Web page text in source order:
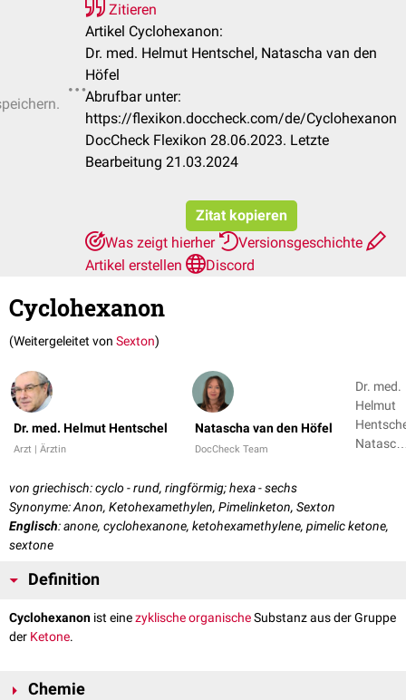
Zitieren
Artikel Cyclohexanon:
Dr. med. Helmut Hentschel, Natascha van den
Höfel
Abrufbar unter:
https://flexikon.doccheck.com/de/Cyclohexanon
DocCheck Flexikon 28.06.2023. Letzte
Bearbeitung 21.03.2024
Zitat kopieren
Was zeigt hierher
Versionsgeschichte
Artikel erstellen
Discord
Cyclohexanon
(Weitergeleitet von Sexton)
Dr. med. Helmut Hentschel
Arzt | Ärztin
Natascha van den Höfel
DocCheck Team
Dr. med.
Helmut
von griechisch: cyclo - rund, ringförmig; hexa - sechs
Synonyme: Anon, Ketohexamethylen, Pimelinketon, Sexton
Englisch: anone, cyclohexanone, ketohexamethylene, pimelic ketone,
sextone
Definition
Cyclohexanon ist einezyklischeorganischeSubstanz aus der Gruppe
der Ketone.
Chemie